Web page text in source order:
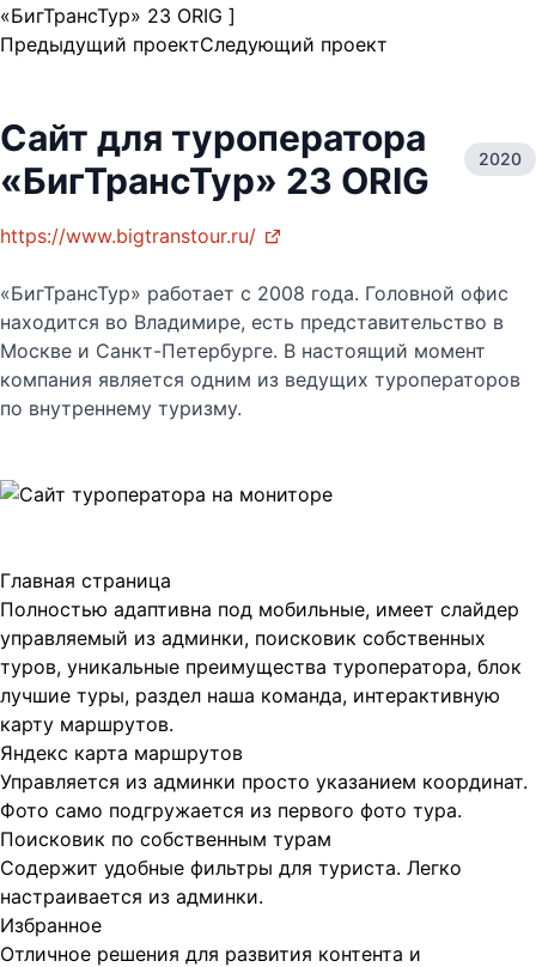
«БигТрансТур» 23 ORIG ]
Предыдущий проектСледующий проект
Сайт для туроператора
«БигТрансТур» 23 ORIG
2020
https://www.bigtranstour.ru/
«БигТрансТур» работает с 2008 года. Головной офис
находится во Владимире, есть представительство в
Москве и Санкт-Петербурге. В настоящий момент
компания является одним из ведущих туроператоров
по внутреннему туризму.
Главная страница
Полностью адаптивна под мобильные, имеет слайдер
управляемый из админки, поисковик собственных
туров, уникальные преимущества туроператора, блок
лучшие туры, раздел наша команда, интерактивную
карту маршрутов.
Яндекс карта маршрутов
Управляется из админки просто указанием координат.
Фото само подгружается из первого фото тура.
Поисковик по собственным турам
Содержит удобные фильтры для туриста. Легко
настраивается из админки.
Избранное
Отличное решения для развития контента и